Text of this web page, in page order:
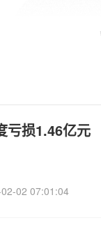
损1.46亿元
02 07:01:04